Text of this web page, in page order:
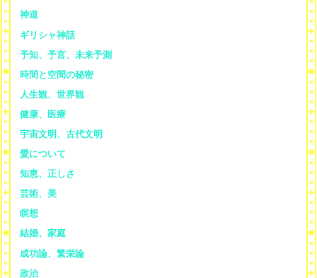
神道
ギリシャ神話
予知、予言、未来予測
時間と空間の秘密
人生観、世界観
健康、医療
宇宙文明、古代文明
愛について
知恵、正しさ
芸術、美
瞑想
結婚、家庭
成功論、繁栄論
政治